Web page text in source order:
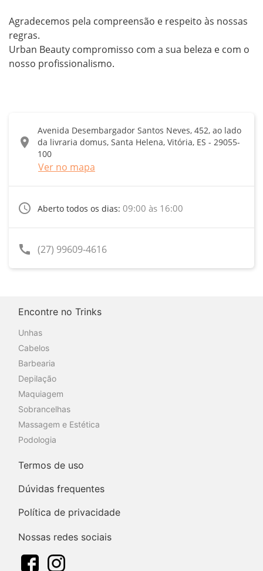
Agradecemos pela compreensão e respeito às nossas
regras.
Urban Beauty compromisso com a sua beleza e com o
nosso profissionalismo.
location_on
Avenida Desembargador Santos Neves, 452, ao lado
da livraria domus, Santa Helena, Vitória, ES - 29055-
100
Ver no mapa
access_time Aberto todos os dias: 09:00 às 16:00
call (27) 99609-4616
Encontre no Trinks
Unhas
Cabelos
Barbearia
Depilação
Maquiagem
Sobrancelhas
Massagem e Estética
Podologia
Termos de uso
Dúvidas frequentes
Política de privacidade
Nossas redes sociais